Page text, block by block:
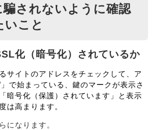
騙されないように確認
いこと
化（暗号化）されているか
サイトのアドレスをチェックして、ア
で始まっている、鍵のマークが表示さ
暗号化（保護）されています」と表示
は高まります。
になります。